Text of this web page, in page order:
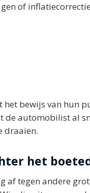
of
het bewijs van hun
de automobilist al
draaien.
het
af tegen andere